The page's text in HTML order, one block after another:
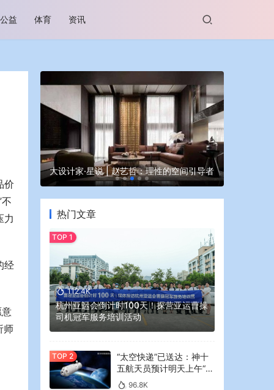
公益 体育 资讯
价
力
经
师
大设计家·星说 | 赵艺哲：理性的空间引导者
热门文章
112.4K
杭州亚运会倒计时100天！探营亚运曹操
司机冠军服务培训活动
“太空快递”已送达：神十
五航天员预计明天上午“拆
快递”96.8K